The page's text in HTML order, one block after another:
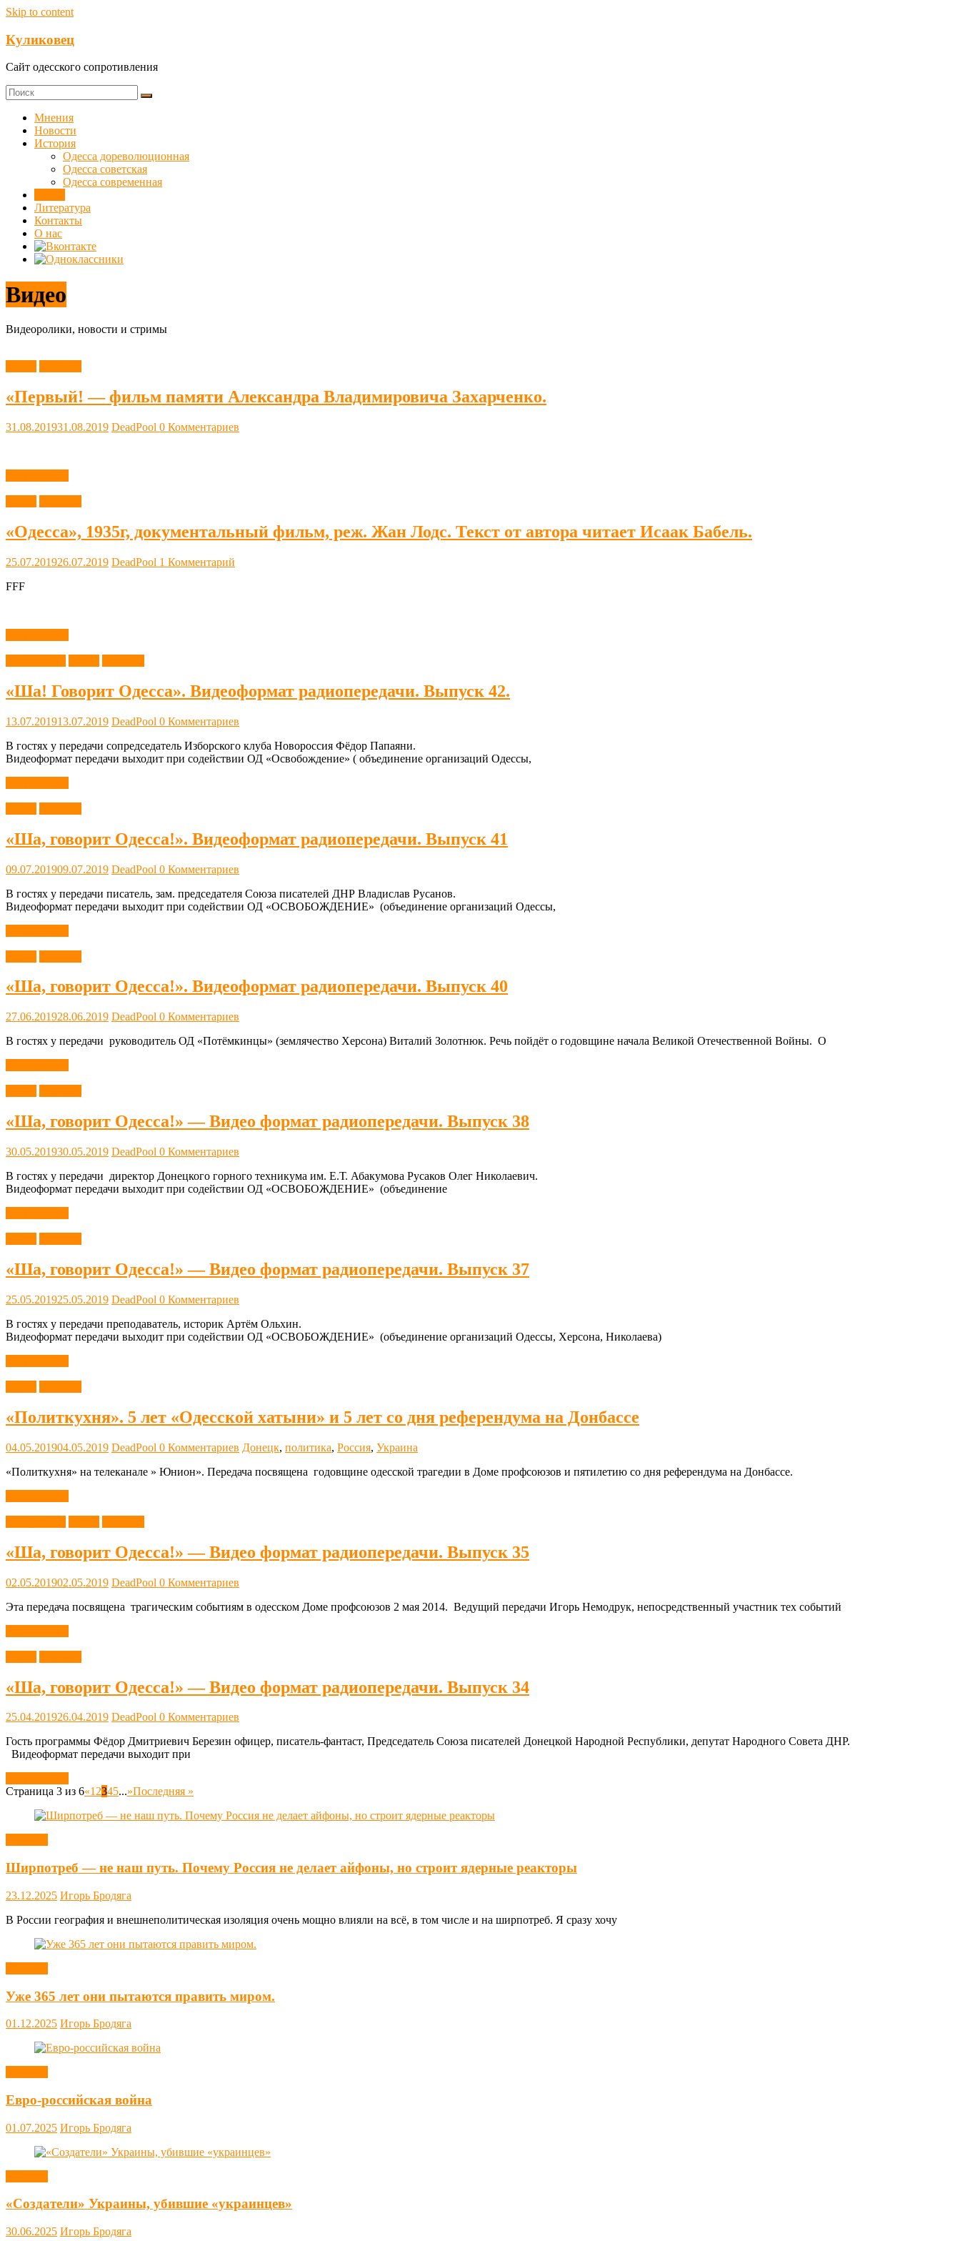
Skip to content
Куликовец
Сайт одесского сопротивления
Мнения
Новости
История
Одесса дореволюционная
Одесса советская
Одесса современная
Литература
Контакты
О нас
Видео
Видеоролики, новости и стримы
«Первый! — фильм памяти Александра Владимировича Захарченко.
31.08.201931.08.2019 DeadPool 0 Комментариев
«Одесса», 1935г, документальный фильм, реж. Жан Лодс. Текст от автора читает Исаак Бабель.
25.07.201926.07.2019 DeadPool 1 Комментарий
FFF
«Ша! Говорит Одесса». Видеоформат радиопередачи. Выпуск 42.
13.07.201913.07.2019 DeadPool 0 Комментариев
В гостях у передачи сопредседатель Изборского клуба Новороссия Фёдор Папаяни.
Видеоформат передачи выходит при содействии ОД «Освобождение» ( объединение организаций Одессы,
«Ша, говорит Одесса!». Видеоформат радиопередачи. Выпуск 41
09.07.201909.07.2019 DeadPool 0 Комментариев
В гостях у передачи писатель, зам. председателя Союза писателей ДНР Владислав Русанов.
Видеоформат передачи выходит при содействии ОД «ОСВОБОЖДЕНИЕ» (объединение организаций Одессы,
«Ша, говорит Одесса!». Видеоформат радиопередачи. Выпуск 40
27.06.201928.06.2019 DeadPool 0 Комментариев
В гостях у передачи руководитель ОД «Потёмкинцы» (землячество Херсона) Виталий Золотнюк. Речь пойдёт о годовщине начала Великой Отечественной Войны. О
«Ша, говорит Одесса!» — Видео формат радиопередачи. Выпуск 38
30.05.201930.05.2019 DeadPool 0 Комментариев
В гостях у передачи директор Донецкого горного техникума им. Е.Т. Абакумова Русаков Олег Николаевич.
Видеоформат передачи выходит при содействии ОД «ОСВОБОЖДЕНИЕ» (объединение
«Ша, говорит Одесса!» — Видео формат радиопередачи. Выпуск 37
25.05.201925.05.2019 DeadPool 0 Комментариев
В гостях у передачи преподаватель, историк Артём Ольхин.
Видеоформат передачи выходит при содействии ОД «ОСВОБОЖДЕНИЕ» (объединение организаций Одессы, Херсона, Николаева)
«Политкухня». 5 лет «Одесской хатыни» и 5 лет со дня референдума на Донбассе
04.05.201904.05.2019 DeadPool 0 Комментариев Донецк, политика, Россия, Украина
«Политкухня» на телеканале » Юнион». Передача посвящена годовщине одесской трагедии в Доме профсоюзов и пятилетию со дня референдума на Донбассе.
«Ша, говорит Одесса!» — Видео формат радиопередачи. Выпуск 35
02.05.201902.05.2019 DeadPool 0 Комментариев
Эта передача посвящена трагическим событиям в одесском Доме профсоюзов 2 мая 2014. Ведущий передачи Игорь Немодрук, непосредственный участник тех событий
«Ша, говорит Одесса!» — Видео формат радиопередачи. Выпуск 34
25.04.201926.04.2019 DeadPool 0 Комментариев
Гость программы Фёдор Дмитриевич Березин офицер, писатель-фантаст, Председатель Союза писателей Донецкой Народной Республики, депутат Народного Совета ДНР.
Видеоформат передачи выходит при
Страница 3 из 6«12345...»Последняя »
Ширпотреб — не наш путь. Почему Россия не делает айфоны, но строит ядерные реакторы
23.12.2025 Игорь Бродяга
В России география и внешнеполитическая изоляция очень мощно влияли на всё, в том числе и на ширпотреб. Я сразу хочу
Уже 365 лет они пытаются править миром.
01.12.2025 Игорь Бродяга
Евро-российская война
01.07.2025 Игорь Бродяга
«Создатели» Украины, убившие «украинцев»
30.06.2025 Игорь Бродяга